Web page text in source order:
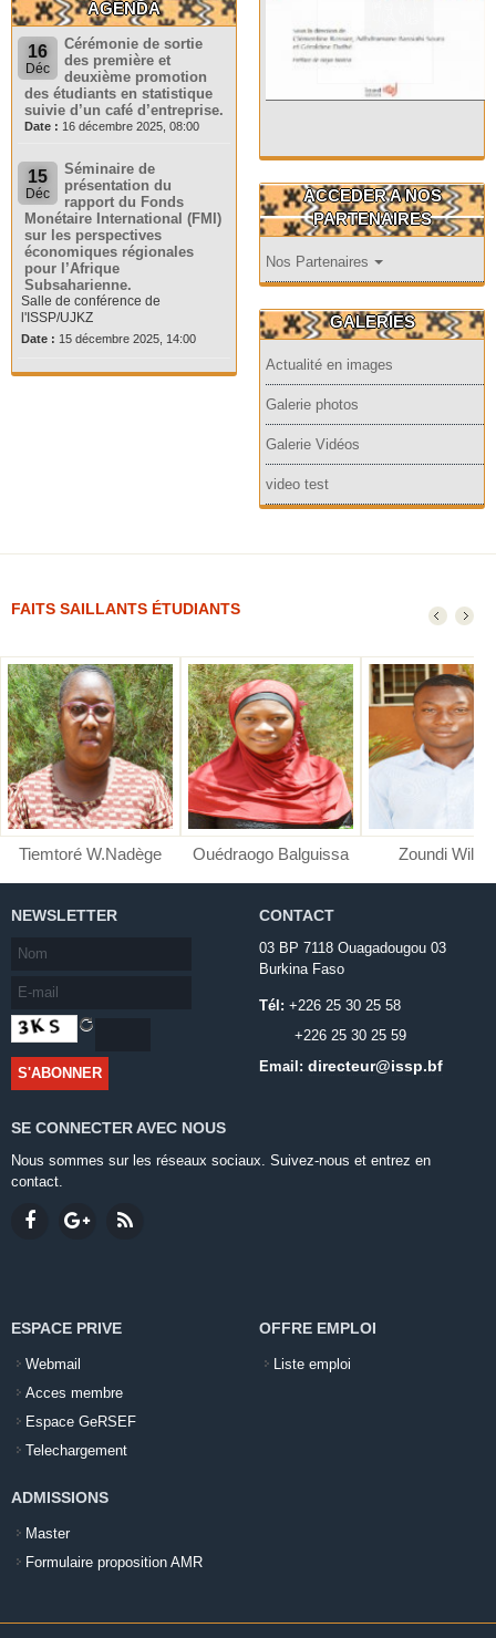
AGENDA
16
Déc
Cérémonie de sortie
des première et
deuxième promotion
des étudiants en statistique
suivie d’un café d’entreprise.
Date : 16 décembre 2025, 08:00
15
Déc
Séminaire de
présentation du
rapport du Fonds
Monétaire International (FMI)
sur les perspectives
économiques régionales
pour l’Afrique
Subsaharienne.
Salle de conférence de
l'ISSP/UJKZ
Date : 15 décembre 2025, 14:00
ACCEDER A NOS
PARTENAIRES
Nos Partenaires
GALERIES
Actualité en images
Galerie photos
Galerie Vidéos
video test
FAITS SAILLANTS ÉTUDIANTS
Tiemtoré W.Nadège Ouédraogo Balguissa Zoundi
NEWSLETTER CONTACT
03 BP 7118 Ouagadougou 03
Burkina Faso
Tél: +226 25 30 25 58
+226 25 30 25 59
Email: directeur@issp.bf
SE CONNECTER AVEC NOUS
Nous sommes sur les réseaux sociaux. Suivez-nous et entrez en
contact.
ESPACE PRIVE
Webmail
Acces membre
Espace GeRSEF
Telechargement
OFFRE EMPLOI
Liste emploi
ADMISSIONS
Master
Formulaire proposition AMR